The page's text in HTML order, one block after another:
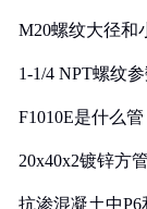
M20螺纹大径和
1-1/4 NPT螺纹
F1010E是什么
20x40x2镀锌方
抗渗混凝土中